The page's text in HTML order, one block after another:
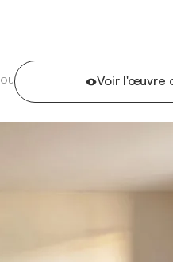
OU Voir l'œuvre